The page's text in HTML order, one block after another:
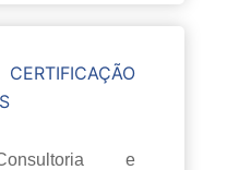
e